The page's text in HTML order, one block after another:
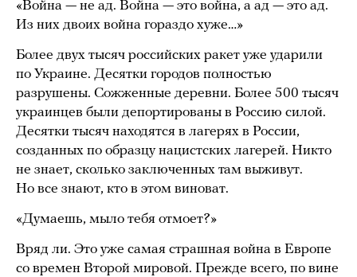
«Война — не ад. Война — это война, а ад — это ад.
Из них двоих война гораздо хуже…»
Более двух тысяч российских ракет уже ударили
по Украине. Десятки городов полностью
разрушены. Сожженные деревни. Более 500 тысяч
украинцев были депортированы в Россию силой.
Десятки тысяч находятся в лагерях в России,
созданных по образцу нацистских лагерей. Никто
не знает, сколько заключенных там выживут.
Но все знают, кто в этом виноват.
«Думаешь, мыло тебя отмоет?»
Вряд ли. Это уже самая страшная война в Европе
со времен Второй мировой. Прежде всего, по вине